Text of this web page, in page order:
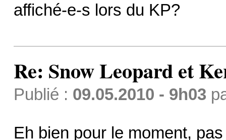
affiché-e-s lors du KP?
Re: Snow Leopard et
Publié : 09.05.2010 - 9h03
Eh bien pour le moment,